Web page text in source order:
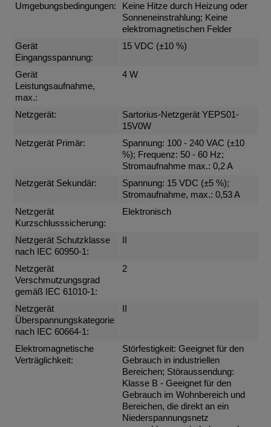
Umgebungsbedingungen:
Keine Hitze durch Heizung oder
Sonneneinstrahlung; Keine
elektromagnetischen Felder
Gerät
Eingangsspannung:
15 VDC (±10 %)
Gerät
Leistungsaufnahme,
max.:
4 W
Netzgerät:
Sartorius-Netzgerät YEPS01-
15V0W
Netzgerät Primär:
Spannung: 100 - 240 VAC (±10
%); Frequenz: 50 - 60 Hz;
Stromaufnahme max.: 0,2 A
Netzgerät Sekundär:
Spannung: 15 VDC (±5 %);
Stromaufnahme, max.: 0,53 A
Netzgerät
Kurzschlusssicherung:
Elektronisch
Netzgerät Schutzklasse
nach IEC 60950-1:
Netzgerät
Verschmutzungsgrad
gemäß IEC 61010-1:
2
Netzgerät
Überspannungskategorie
nach IEC 60664-1:
Elektromagnetische
Verträglichkeit:
Störfestigkeit: Geeignet für den
Gebrauch in industriellen
Bereichen; Störaussendung:
Klasse B - Geeignet für den
Gebrauch im Wohnbereich und
Bereichen, die direkt an ein
Niederspannungsnetz